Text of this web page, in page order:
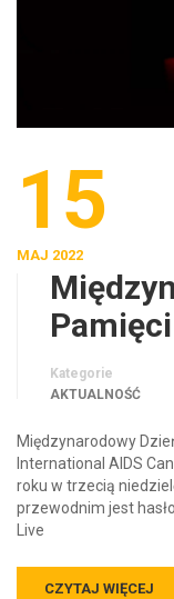
15
MAJ 2022
Kategorie
AKTUALNOŚĆ
Międzynarodowy
International AIDS
roku w trzecią
przewodnim jest
Live
CZYTAJ WIĘCEJ